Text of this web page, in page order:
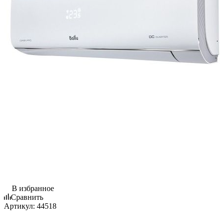
В избранное
Сравнить
Артикул: 44518